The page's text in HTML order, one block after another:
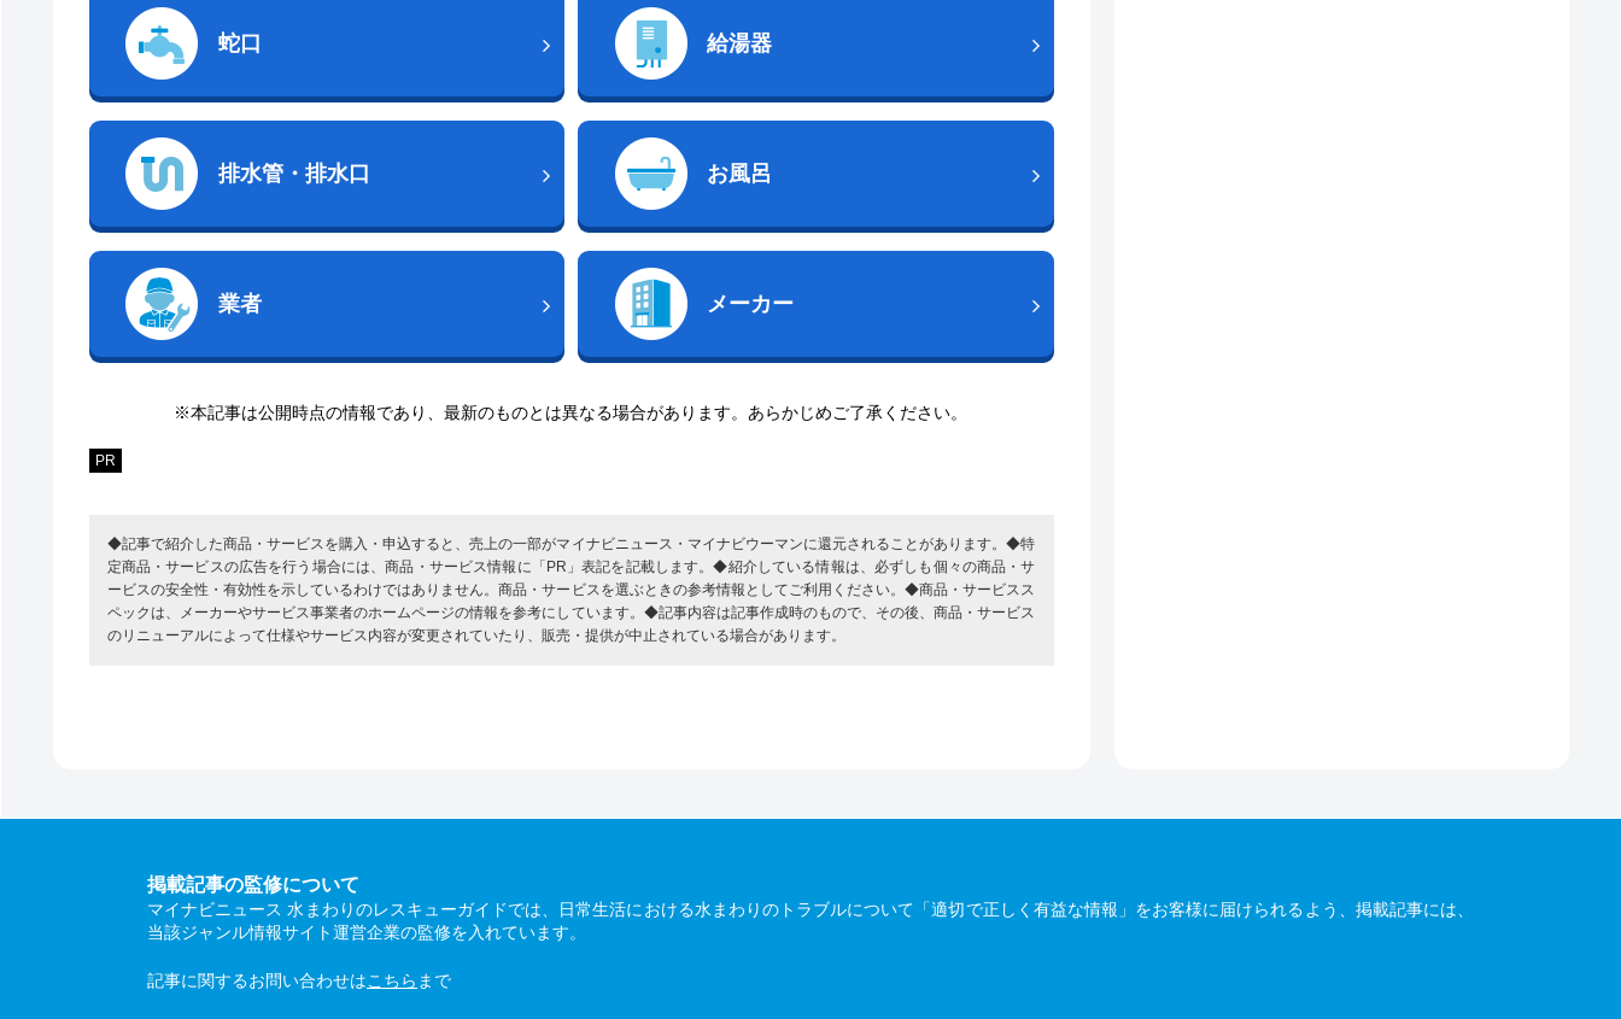
蛇口 給湯器
排水管・排水口 お風呂
業者 メーカー
※本記事は公開時点の情報であり、最新のものとは異なる場合があります。あらかじめご了承ください。
PR
◆記事で紹介した商品・サービスを購入・申込すると、売上の一部がマイナビニュース・マイナビウーマンに還元されることがあります。◆特
定商品・サービスの広告を行う場合には、商品・サービス情報に「PR」表記を記載します。◆紹介している情報は、必ずしも個々の商品・サ
ービスの安全性・有効性を示しているわけではありません。商品・サービスを選ぶときの参考情報としてご利用ください。◆商品・サービスス
ペックは、メーカーやサービス事業者のホームページの情報を参考にしています。◆記事内容は記事作成時のもので、その後、商品・サービス
のリニューアルによって仕様やサービス内容が変更されていたり、販売・提供が中止されている場合があります。
掲載記事の監修について
マイナビニュース 水まわりのレスキューガイドでは、日常生活における水まわりのトラブルについて「適切で正しく有益な情報」をお客様に届けられるよう、掲載記事には、
当該ジャンル情報サイト運営企業の監修を入れています。
記事に関するお問い合わせはこちら まで